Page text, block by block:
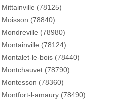
(78125)
(78840)
(78980)
(78124)
le-bois (78440)
(78790)
(78360)
l-amaury (78490)